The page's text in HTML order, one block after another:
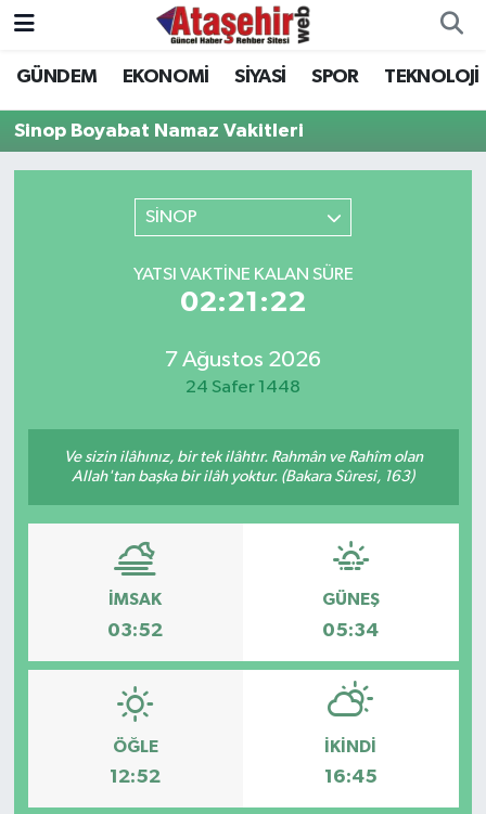
GÜNDEM EKONOMİ SİYASİ SPOR TEKNOLOJİ
Sinop Boyabat Namaz Vakitleri
SİNOP
YATSI VAKTINE KALAN SÜRE
02:21:22
7 Ağustos 2026
24 Safer 1448
Ve sizin ilâhınız, bir tek ilâhtır. Rahmân ve Rahîm olan
Allah'tan başka bir ilâh yoktur. (Bakara Sûresi, 163)
İMSAK
03:52
GÜNEŞ
05:34
ÖĞLE
12:52
İKINDI
16:45
Hava Durumu
Trafik Durumu
Son Dakika Haberleri